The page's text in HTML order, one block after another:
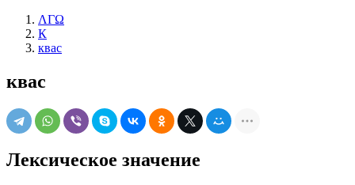
ΛΓΩ
К
квас
квас
Лексическое значение